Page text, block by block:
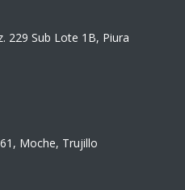
229 Sub Lote 1B, Piura
Moche, Trujillo